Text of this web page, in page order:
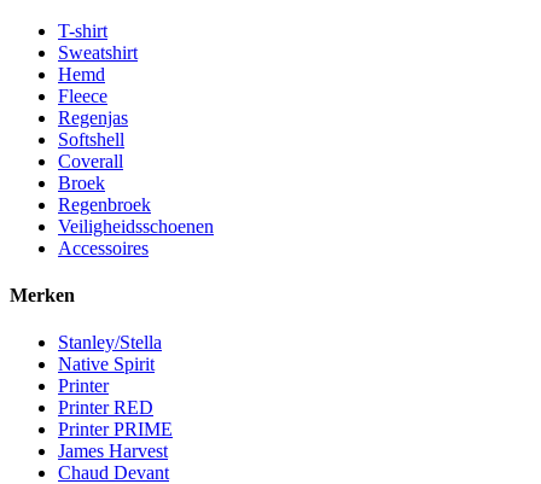
T-shirt
Sweatshirt
Hemd
Fleece
Regenjas
Softshell
Coverall
Broek
Regenbroek
Veiligheidsschoenen
Accessoires
Merken
Stanley/Stella
Native Spirit
Printer
Printer RED
Printer PRIME
James Harvest
Chaud Devant